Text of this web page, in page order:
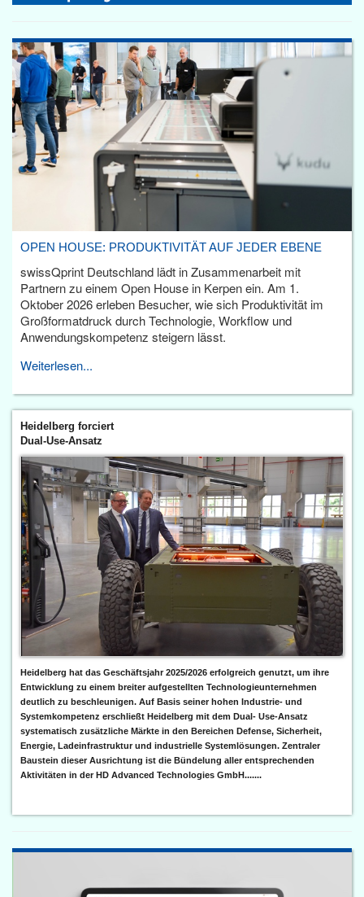
OPEN HOUSE: PRODUKTIVITÄT AUF JEDER EBENE
swissQprint Deutschland lädt in Zusammenarbeit mit
Partnern zu einem Open House in Kerpen ein. Am 1.
Oktober 2026 erleben Besucher, wie sich Produktivität im
Großformatdruck durch Technologie, Workflow und
Anwendungskompetenz steigern lässt.
Weiterlesen...
Heidelberg forciert
Dual-Use-Ansatz
Heidelberg hat das Geschäftsjahr 2025/2026 erfolgreich genutzt, um ihre
Entwicklung zu einem breiter aufgestellten Technologieunternehmen
deutlich zu beschleunigen. Auf Basis seiner hohen Industrie- und
Systemkompetenz erschließt Heidelberg mit dem Dual- Use-Ansatz
systematisch zusätzliche Märkte in den Bereichen Defense, Sicherheit,
Energie, Ladeinfrastruktur und industrielle Systemlösungen. Zentraler
Baustein dieser Ausrichtung ist die Bündelung aller entsprechenden
Aktivitäten in der HD Advanced Technologies GmbH.......